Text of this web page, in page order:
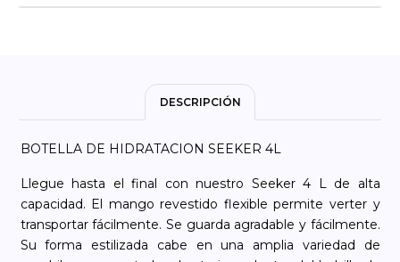
DESCRIPCIÓN
BOTELLA DE HIDRATACION SEEKER 4L
Llegue hasta el final con nuestro Seeker 4 L de alta
capacidad. El mango revestido flexible permite verter y
transportar fácilmente. Se guarda agradable y fácilmente.
Su forma estilizada cabe en una amplia variedad de